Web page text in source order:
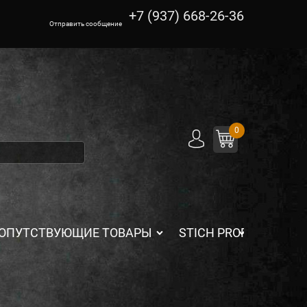
Отправить сообщение +7 (937) 668-26-36
0
ТОВАРЫ STICH PROFI